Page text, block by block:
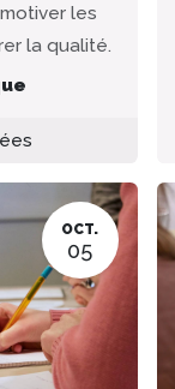
les
la qualité.
OCT.
05